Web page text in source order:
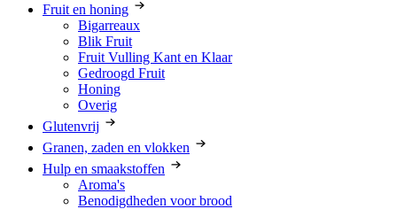
Fruit en honing
Bigarreaux
Blik Fruit
Fruit Vulling Kant en Klaar
Gedroogd Fruit
Honing
Overig
Glutenvrij
Granen, zaden en vlokken
Hulp en smaakstoffen
Aroma's
Benodigdheden voor brood